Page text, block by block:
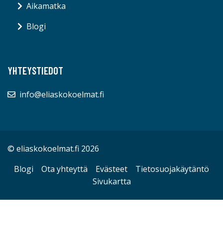
Aikamatka
Blogi
YHTEYSTIEDOT
info@eliaskokoelmat.fi
© eliaskokoelmat.fi 2026
Blogi
Ota yhteyttä Evästeet
Tietosuojakäytäntö
Sivukartta